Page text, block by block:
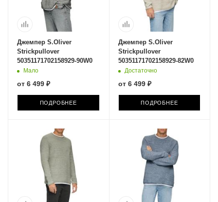
Джемпер S.Oliver
Strickpullover
50351171702158929-90W0
Мало
от 6 499 ₽
ПОДРОБНЕЕ
Джемпер S.Oliver
Strickpullover
50351171702158929-82W0
Достаточно
от 6 499 ₽
ПОДРОБНЕЕ